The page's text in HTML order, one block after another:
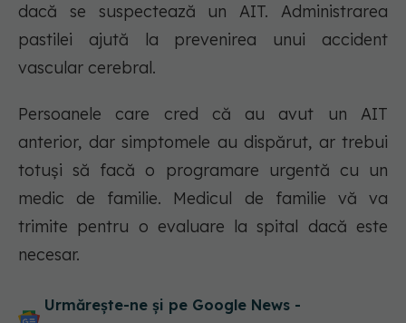
dacă se suspectează un AIT. Administrarea
pastilei ajută la prevenirea unui accident
vascular cerebral.
Persoanele care cred că au avut un AIT
anterior, dar simptomele au dispărut, ar trebui
totuși să facă o programare urgentă cu un
medic de familie. Medicul de familie vă va
trimite pentru o evaluare la spital dacă este
necesar.
Urmărește-ne și pe Google News -